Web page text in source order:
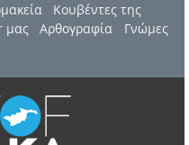
Kουβέντες της
μας Αρθογραφία
Γνώμες